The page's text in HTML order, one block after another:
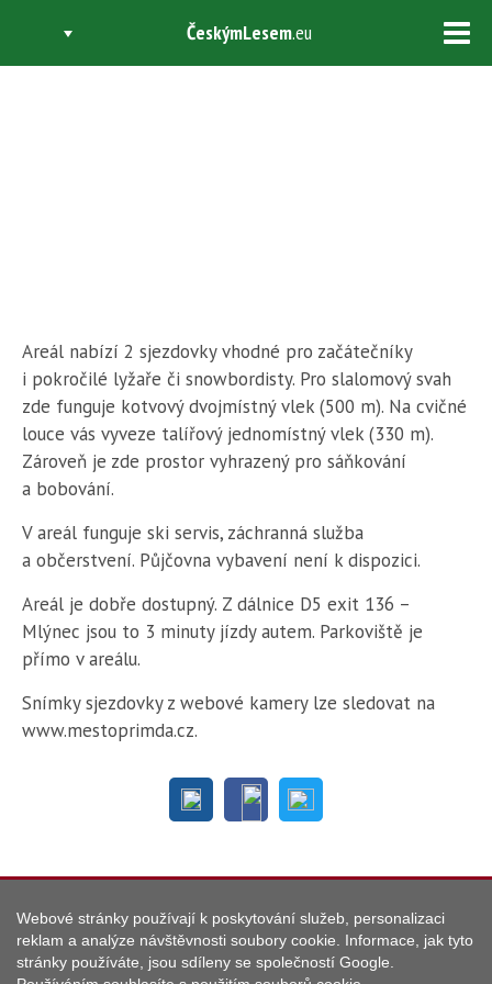
ČeskýmLesem.eu
Areál nabízí 2 sjezdovky vhodné pro začátečníky
i pokročilé lyžaře či snowbordisty. Pro slalomový svah
zde funguje kotvový dvojmístný vlek (500 m). Na cvičné
louce vás vyveze talířový jednomístný vlek (330 m).
Zároveň je zde prostor vyhrazený pro sáňkování
a bobování.
V areál funguje ski servis, záchranná služba
a občerstvení. Půjčovna vybavení není k dispozici.
Areál je dobře dostupný. Z dálnice D5 exit 136 –
Mlýnec jsou to 3 minuty jízdy autem. Parkoviště je
přímo v areálu.
Snímky sjezdovky z webové kamery lze sledovat na
www.mestoprimda.cz.
© 2019Lokální turistická destinace Tachov na Zlaté cestě
vývoj a provoz webuKETNET s.r.o.
Webové stránky používají k poskytování služeb, personalizaci
reklam a analýze návštěvnosti soubory cookie. Informace, jak tyto
stránky používáte, jsou sdíleny se společností Google.